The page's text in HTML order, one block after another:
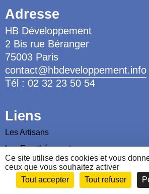
Ce site utilise des cookies et vous
ceux que vous souhaitez activer
Tout accepter
Tout refuser
Adresse
HB Développement
2 Bis rue Béranger
75003 Paris
contact@hbdeveloppement.info
Tél : 02 32 23 50 54
Liens
Les Artisans
Les Ergothérapeutes
Nous contacter